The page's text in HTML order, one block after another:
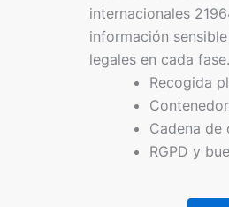
internacionales
información
legales en cada fase.
Recogida
Cadena de
RGPD y